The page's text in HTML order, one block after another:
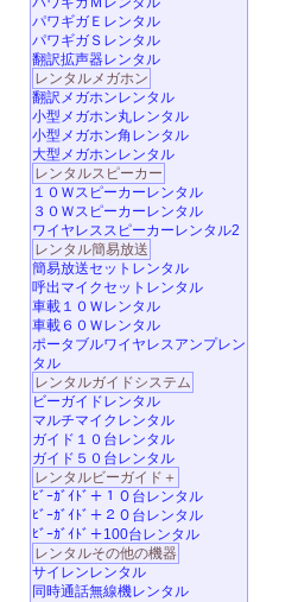
パワギガＥレンタル
パワギガＳレンタル
翻訳拡声器レンタル
レンタルメガホン
翻訳メガホンレンタル
小型メガホン丸レンタル
小型メガホン角レンタル
大型メガホンレンタル
レンタルスピーカー
１０Ｗスピーカーレンタル
３０Ｗスピーカーレンタル
ワイヤレススピーカーレンタル2
レンタル簡易放送
簡易放送セットレンタル
呼出マイクセットレンタル
車載１０Ｗレンタル
車載６０Ｗレンタル
ポータブルワイヤレスアンプレン
タル
レンタルガイドシステム
ビーガイドレンタル
マルチマイクレンタル
ガイド１０台レンタル
ガイド５０台レンタル
レンタルビーガイド＋
ﾋﾞｰｶﾞｲﾄﾞ＋１０台レンタル
ﾋﾞｰｶﾞｲﾄﾞ＋２０台レンタル
ﾋﾞｰｶﾞｲﾄﾞ＋100台レンタル
レンタルその他の機器
サイレンレンタル
同時通話無線機レンタル